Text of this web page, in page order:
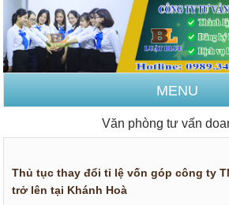
MENU
Văn phòng tư vấn
Thủ tục thay đổi tỉ lệ vốn góp công ty
trở lên tại Khánh Hoà